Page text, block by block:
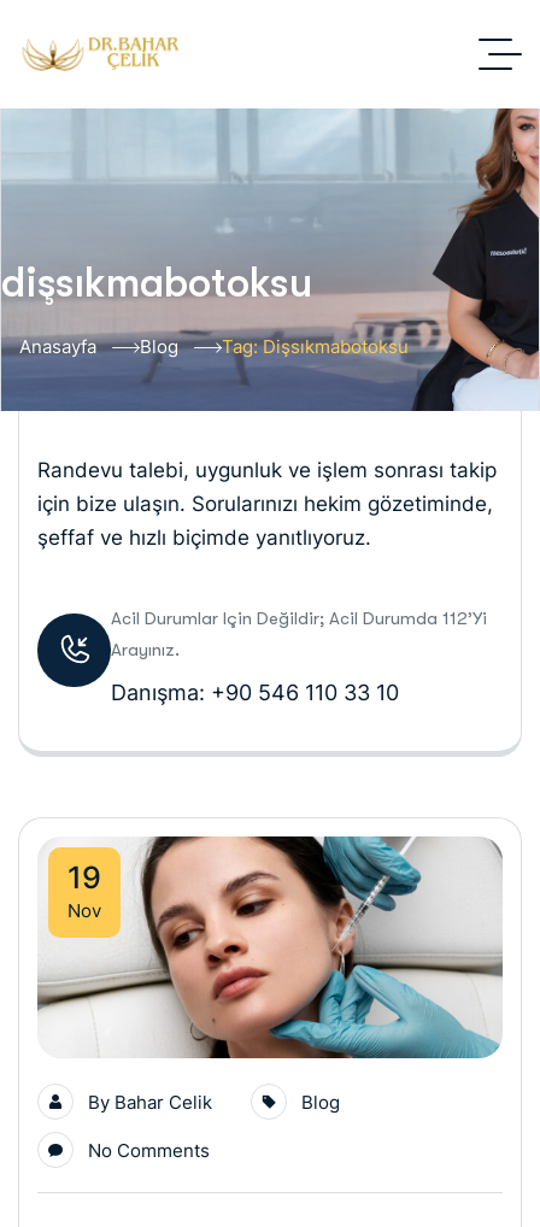
dişsıkmabotoksu
Anasayfa Blog Tag: Dişsıkmabotoksu
Randevu talebi, uygunluk ve işlem sonrası takip
için bize ulaşın. Sorularınızı hekim gözetiminde,
şeffaf ve hızlı biçimde yanıtlıyoruz.
Acil Durumlar Için Değildir; Acil Durumda 112’yi
Arayınız.
Danışma: +90 546 110 33 10
19
Nov
By Bahar Celik Blog
No Comments